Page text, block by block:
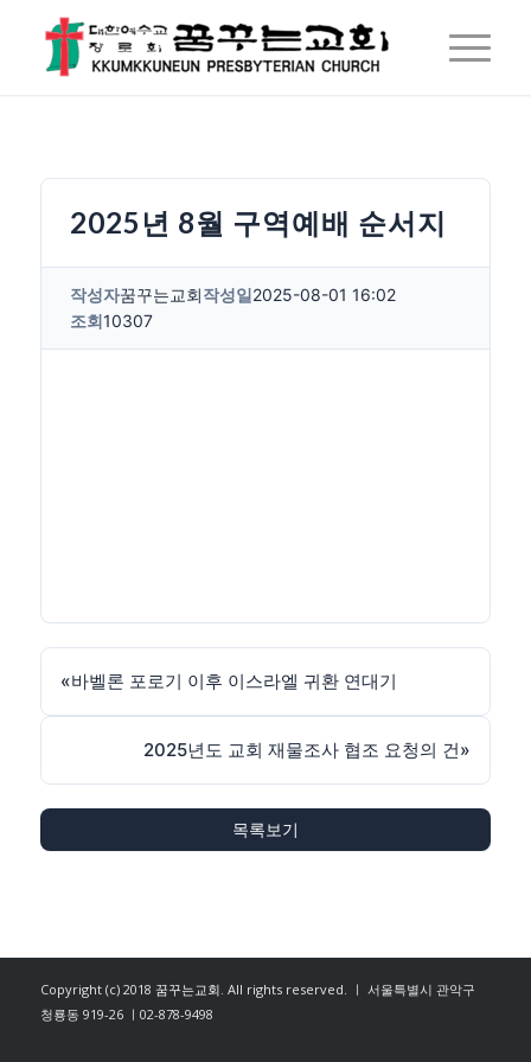
2025년 8월 구역예배 순서지
작성자꿈꾸는교회작성일2025-08-01 16:02
조회10307
«바벨론 포로기 이후 이스라엘 귀환 연대기
2025년도 교회 재물조사 협조 요청의 건»
목록보기
Copyright (c) 2018 꿈꾸는교회. All rights reserved. ㅣ 서울특별시 관악구
청룡동 919-26 ㅣ02-878-9498